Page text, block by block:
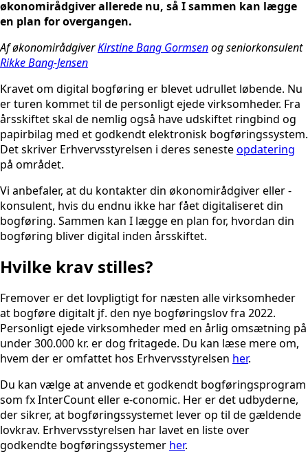
økonomirådgiver allerede nu, så I sammen kan lægge
en plan for overgangen.
Af økonomirådgiverKirstine Bang Gormsenog seniorkonsulent
Rikke Bang-Jensen
Kravet om digital bogføring er blevet udrullet løbende. Nu
er turen kommet til de personligt ejede virksomheder. Fra
årsskiftet skal de nemlig også have udskiftet ringbind og
papirbilag med et godkendt elektronisk bogføringssystem.
Det skriver Erhvervsstyrelsen i deres senesteopdatering
på området.
Vi anbefaler, at du kontakter din økonomirådgiver eller -
konsulent, hvis du endnu ikke har fået digitaliseret din
bogføring. Sammen kan I lægge en plan for, hvordan din
bogføring bliver digital inden årsskiftet.
Hvilke krav stilles?
Fremover er det lovpligtigt for næsten alle virksomheder
at bogføre digitalt jf. den nye bogføringslov fra 2022.
Personligt ejede virksomheder med en årlig omsætning på
under 300.000 kr. er dog fritagede. Du kan læse mere om,
hvem der er omfattet hos Erhvervsstyrelsen her.
Du kan vælge at anvende et godkendt bogføringsprogram
som fx InterCount eller e-conomic. Her er det udbyderne,
der sikrer, at bogføringssystemet lever op til de gældende
lovkrav. Erhvervsstyrelsen har lavet en liste over
godkendte bogføringssystemer her.